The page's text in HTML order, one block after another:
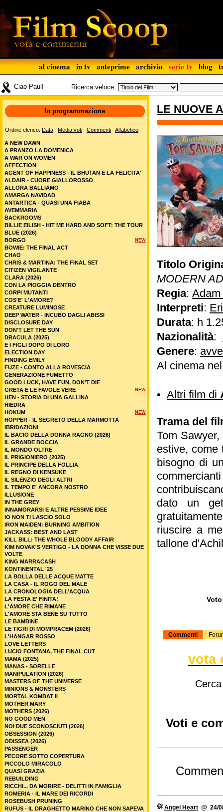
al cinema in tv anteprime archivio serie tv blog
Ciao Paul! Ricerca veloce:
LE NUOVE
Titolo
MODERN
Regia:
Interpreti:
Durata: h
Nazionalità:
Genere:
Al cinema
• Altri film di
Trama del
Tom
estive, come
bisogno di
dato un
riuscire a
tallone
Commenti
vota
Voti e
Angel Heart @ 24/
In programmazione
Ordine elenco: Data Media voti Commenti Alfabetico
A NEW DAWN
A PRANZO LA DOMENICA
A WAR ON WOMEN
AFFECTION
AGENT OF HAPPINESS - IL BHUTAN E LA FELICITA'
ALDAIR - CUORE GIALLOROSSO
ALLORA BALLIAMO
AMARGA NAVIDAD
ANTARTICA - QUASI UNA FIABA
AVEMMARIA
BACKROOMS
BILLIE EILISH - HIT ME HARD AND SOFT: THE TOUR
BLUE (2026)
NEW
BORGO
BOWIE: THE FINAL ACT
CHAO
CHRIS & MARTINA: THE FINAL SET
CITIZEN VIGILANTE
CLARA (2026)
CON LA PIOGGIA DENTRO
CORPI MUTANTI
COS'E' L'AMORE?
CREATURE LUMINOSE
DEEP WATER - INCUBO DAGLI ABISSI
DISCLOSURE DAY
DON'T LET THE SUN
DRACULA (2025)
E I FIGLI DOPO DI LORO
ELECTION DAY
FINDING EMILY
FUZE - CONTO ALLA ROVESCIA
GENERAZIONE FUMETTO
GOOD LUCK, HAVE FUN, DON’T DIE
NEW
GRETA E LE FAVOLE VERE
HEN - STORIA DI UNA GALLINA
HIEDRA
NEW
HOKUM
HOPPER - IL SEGRETO DELLA MARMOTTA
IBRIDAZIONI
IL BACIO DELLA DONNA RAGNO (2026)
IL GRANDE BOCCIA
IL MONDO OLTRE
IL PRIGIONIERO (2025)
IL PRINCIPE DELLA FOLLIA
IL REGNO DI KENSUKE
IL SILENZIO DEGLI ALTRI
IL TEMPO E' ANCORA NOSTRO
ILLUSIONE
IN THE GREY
INNAMORARSI E ALTRE PESSIME IDEE
IO NON TI LASCIO SOLO
IRON MAIDEN: BURNING AMBITION
JACKASS: BEST AND LAST
KILL BILL: THE WHOLE BLOODY AFFAIR
KIM NOVAK'S VERTIGO - LA DONNA CHE VISSE DUE
VOLTE
KING MARRACASH
KONTINENTAL '25
LA BOLLA DELLE ACQUE MATTE
LA CASA - IL ROGO DEL MALE
LA CRONOLOGIA DELL’ACQUA
LA FESTA E' FINITA!
L'AMORE CHE RIMANE
L'AMORE STA BENE SU TUTTO
LE BAMBINE
LE TIGRI DI MOMPRACEM (2026)
L'HANGAR ROSSO
LOVE LETTERS
LUCIO FONTANA, THE FINAL CUT
MAMA (2025)
MANAS - SORELLE
MANIPULATION (2026)
MASTERS OF THE UNIVERSE
MINIONS & MONSTERS
MORTAL KOMBAT II
MOTHER MARY
MOTHERS (2026)
NO GOOD MEN
NOI DUE SCONOSCIUTI (2026)
OBSESSION (2026)
ODISSEA (2026)
PASSENGER
PECORE SOTTO COPERTURA
PICCOLO MIRACOLO
QUASI GRAZIA
REBUILDING
RICCHI... DA MORIRE - DELITTI IN FAMIGLIA
ROMERIA - IL MARE DEI RICORDI
ROSEBUSH PRUNING
RUFUS - IL DRAGHETTO MARINO CHE NON SAPEVA